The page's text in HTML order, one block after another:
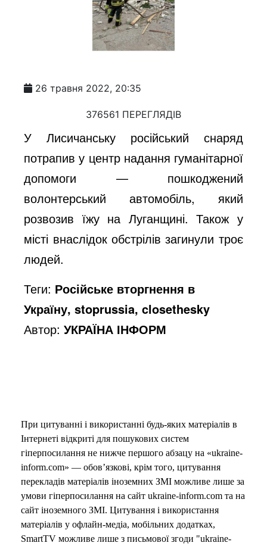
26 травня 2022, 20:35
376561 ПЕРЕГЛЯДІВ
У Лисичанську російський снаряд
потрапив у центр надання гуманітарної
допомоги — пошкоджений
волонтерський автомобіль, який
розвозив їжу на Луганщині. Також у
місті внаслідок обстрілів загинули троє
людей.
Теги: Російське вторгнення в
Україну, stoprussia, closethesky
Автор:УКРАЇНА ІНФОРМ
При цитуванні і використанні будь-яких матеріалів в
Інтернеті відкриті для пошукових систем
гіперпосилання не нижче першого абзацу на «ukraine-
inform.com» — обов’язкові, крім того, цитування
перекладів матеріалів іноземних ЗМІ можливе лише за
умови гіперпосилання на сайт ukraine-inform.com та на
сайт іноземного ЗМІ. Цитування і використання
матеріалів у офлайн-медіа, мобільних додатках,
SmartTV можливе лише з письмової згоди "ukraine-